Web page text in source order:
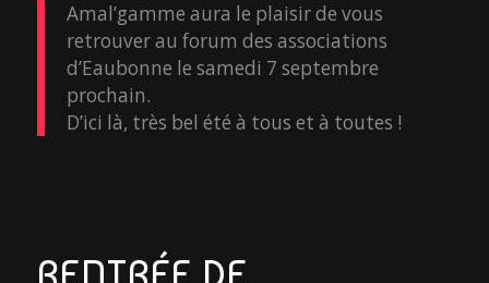
Amal’gamme aura le plaisir de vous
retrouver au forum des associations
d’Eaubonne le samedi 7 septembre
prochain.
D’ici là, très bel été à tous et à toutes !